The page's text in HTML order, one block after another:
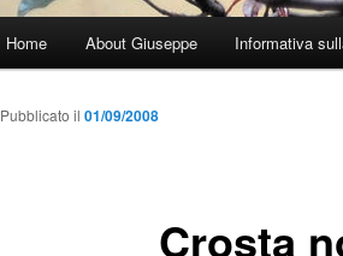
Home About Giuseppe Informativa
Crosta
Pubblicato il 01/09/2008